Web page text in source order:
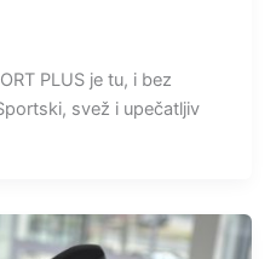
PLUS je tu, i bez
svež i upečatljiv